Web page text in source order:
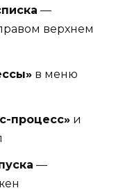
—
верхнем
в меню
процесс» и
—